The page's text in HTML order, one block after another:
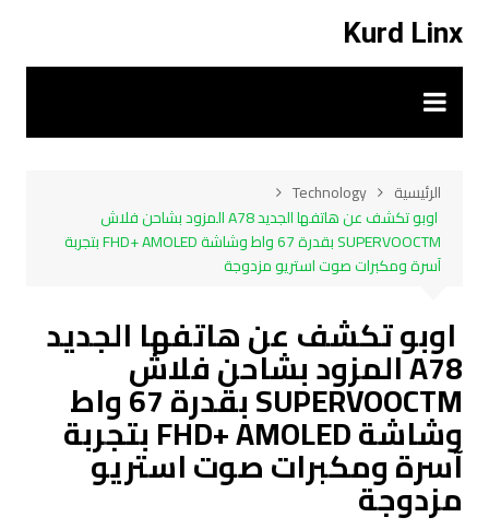
المحتوى
Kurd Linx
الرئيسية
Technology
اوبو تكشف عن هاتفها الجديد A78 المزود بشاحن فلاش
SUPERVOOCTM بقدرة 67 واط وشاشة FHD+ AMOLED بتجربة
آسرة ومكبرات صوت استريو مزدوجة
اوبو تكشف عن هاتفها الجديد
A78 المزود بشاحن فلاش
SUPERVOOCTM بقدرة 67 واط
وشاشة FHD+ AMOLED بتجربة
آسرة ومكبرات صوت استريو
مزدوجة